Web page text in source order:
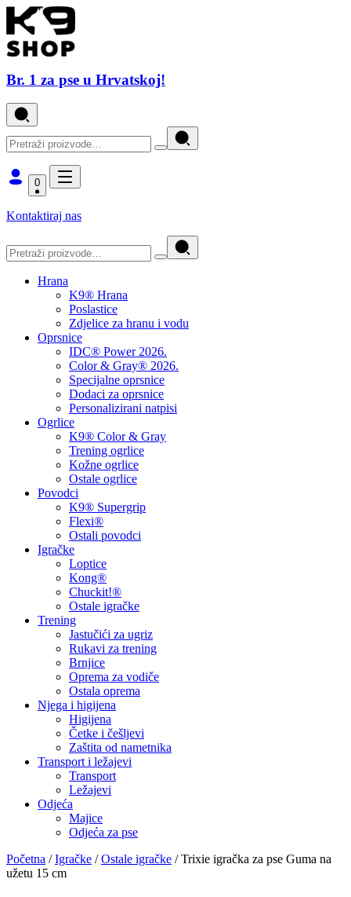
Br. 1 za pse u Hrvatskoj!
0
Kontaktiraj nas
Hrana
K9® Hrana
Poslastice
Zdjelice za hranu i vodu
Oprsnice
IDC® Power 2026.
Color & Gray® 2026.
Specijalne oprsnice
Dodaci za oprsnice
Personalizirani natpisi
Ogrlice
K9® Color & Gray
Trening ogrlice
Kožne ogrlice
Ostale ogrlice
Povodci
K9® Supergrip
Flexi®
Ostali povodci
Igračke
Loptice
Kong®
Chuckit!®
Ostale igračke
Trening
Jastučići za ugriz
Rukavi za trening
Brnjice
Oprema za vodiče
Ostala oprema
Njega i higijena
Higijena
Četke i češljevi
Zaštita od nametnika
Transport i ležajevi
Transport
Ležajevi
Odjeća
Majice
Odjeća za pse
Početna /Igračke /Ostale igračke / Trixie igračka za pse Guma na
užetu 15 cm